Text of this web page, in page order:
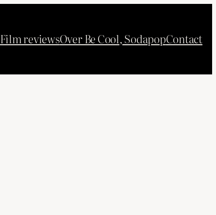
Film reviewsOver Be Cool, SodapopContact